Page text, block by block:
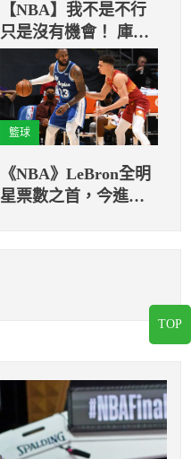
【NBA】我不是不行
只是沒有機會！ 庫茲
馬自認不受教練重用
籃球
《NBA》LeBron全明
星票數之首，今進球
TOP